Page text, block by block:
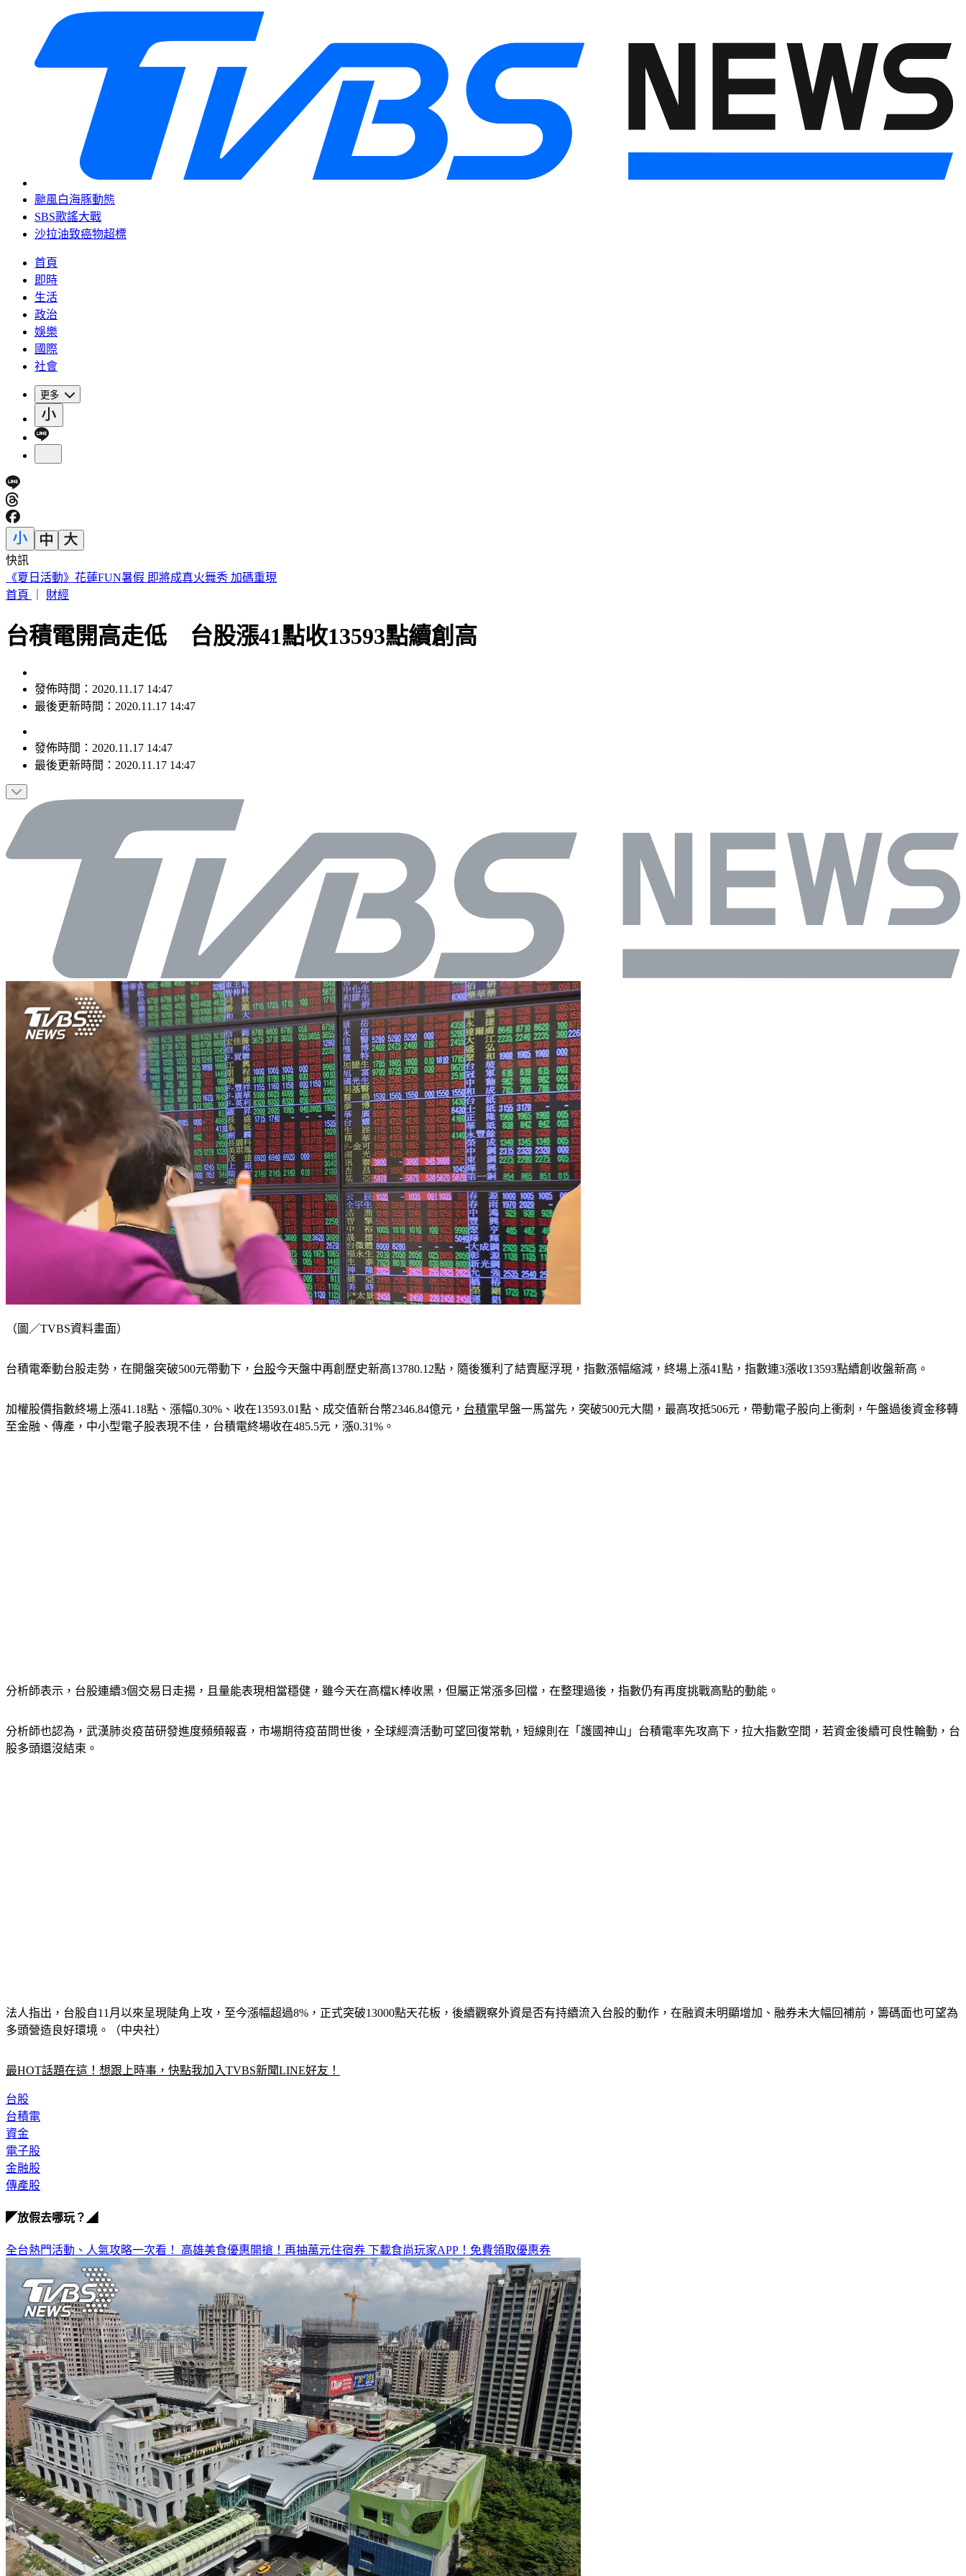
颱風白海豚動態
SBS歌謠大戰
沙拉油致癌物超標
首頁
即時
生活
政治
娛樂
國際
社會
更多
快訊
188萬《龍藏經》賣掉了！大戶不甩7折 店員爆「付現買原價」
首頁
財經
台積電開高走低 台股漲41點收13593點續創高
發佈時間：2020.11.17 14:47
最後更新時間：2020.11.17 14:47
發佈時間： 2020.11.17 14:47
最後更新時間： 2020.11.17 14:47
（圖／TVBS資料畫面）
台積電牽動台股走勢，在開盤突破500元帶動下， 台股今天盤中再創歷史新高13780.12點，隨後獲利了結賣壓浮現，指數漲幅縮減，終場上漲41點，指數連3漲收13593點續創收盤新高。
加權股價指數終場上漲41.18點、漲幅0.30%、收在13593.01點、成交值新台幣2346.84億元， 台積電早盤一馬當先，突破500元大關，最高攻抵506元，帶動電子股向上衝刺，午盤過後資金移轉
至金融、傳產，中小型電子股表現不佳，台積電終場收在485.5元，漲0.31%。
分析師表示，台股連續3個交易日走揚，且量能表現相當穩健，雖今天在高檔K棒收黑，但屬正常漲多回檔，在整理過後，指數仍有再度挑戰高點的動能。
分析師也認為，武漢肺炎疫苗研發進度頻頻報喜，市場期待疫苗問世後，全球經濟活動可望回復常軌，短線則在「護國神山」台積電率先攻高下，拉大指數空間，若資金後續可良性輪動，台
股多頭還沒結束。
法人指出，台股自11月以來呈現陡角上攻，至今漲幅超過8%，正式突破13000點天花板，後續觀察外資是否有持續流入台股的動作，在融資未明顯增加、融券未大幅回補前，籌碼面也可望為
多頭營造良好環境。（中央社）
最HOT話題在這！想跟上時事，快點我加入TVBS新聞LINE好友！
台股
台積電
資金
電子股
金融股
傳產股
◤放假去哪玩？◢
全台熱門活動、人氣攻略一次看！ 高雄美食優惠開搶！再抽萬元住宿券 下載食尚玩家APP！免費領取優惠券